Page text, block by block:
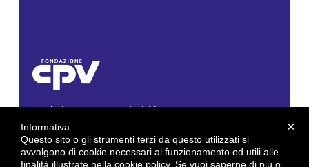
Fondazione Centro Produttività Veneto
Via Gioacchino Rossini, 60 - 36100 Vicenza - Italy
Tel. 0444/960500 - Fax 0444/1932220
C.F. e P. IVA: 02429800242
×
Informativa
Questo sito o gli strumenti terzi da questo utilizzati si
avvalgono di cookie necessari al funzionamento ed utili alle
finalità illustrate nella cookie policy. Se vuoi saperne di più o